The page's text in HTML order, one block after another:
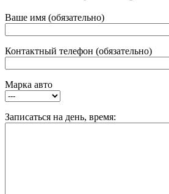
Ваше имя (обязательно)
Контактный телефон (обязательно)
Марка авто
Записаться на день, время: